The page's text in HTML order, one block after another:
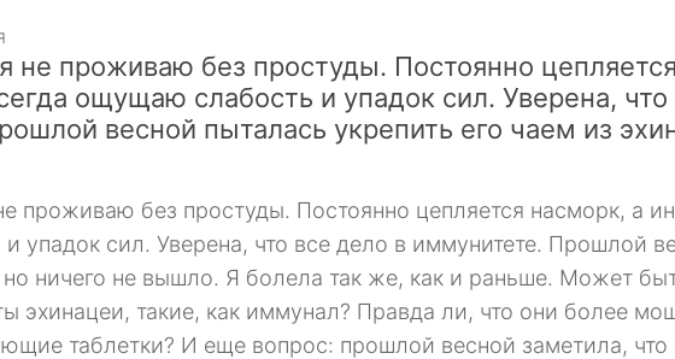
не проживаю без простуды. Постоянно
ощущаю слабость и упадок сил. Уверена,
весной пыталась укрепить его чаем из
проживаю без простуды. Постоянно цепляется насморк, а
упадок сил. Уверена, что все дело в иммунитете. Прошлой
но ничего не вышло. Я болела так же, как и раньше. Может
эхинацеи, такие, как иммунал? Правда ли, что они более
таблетки? И еще вопрос: прошлой весной заметила, что